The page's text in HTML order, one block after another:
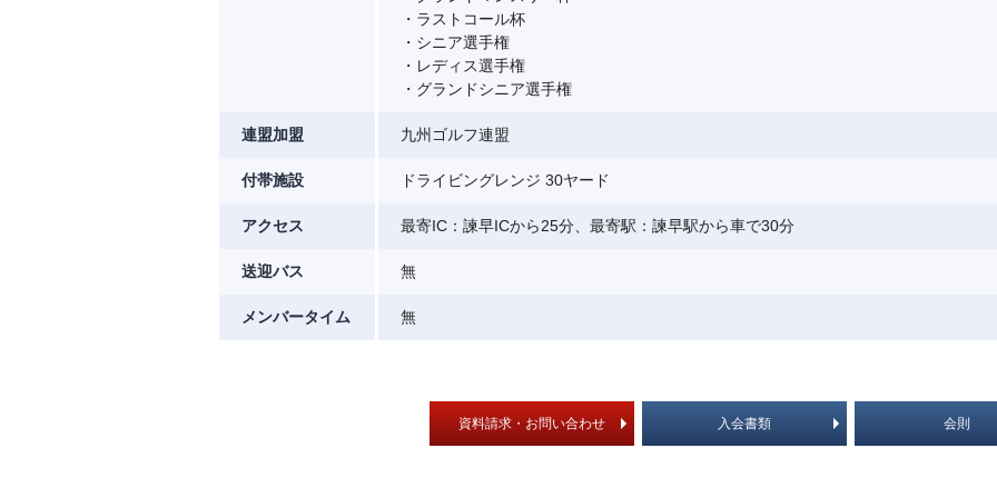
・ラストコール杯
・シニア選手権
・レディス選手権
・グランドシニア選手権
連盟加盟 九州ゴルフ連盟
付帯施設 ドライビングレンジ 30ヤード
アクセス 最寄IC：諫早ICから25分、最寄駅：諫早駅から車で30分
送迎バス 無
メンバータイム 無
資料請求・お問い合わせ 入会書類 会則